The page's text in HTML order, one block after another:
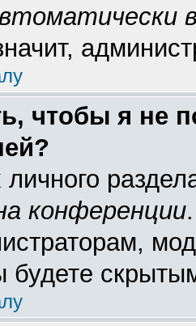
чтобы я не
личного
конференции
будете